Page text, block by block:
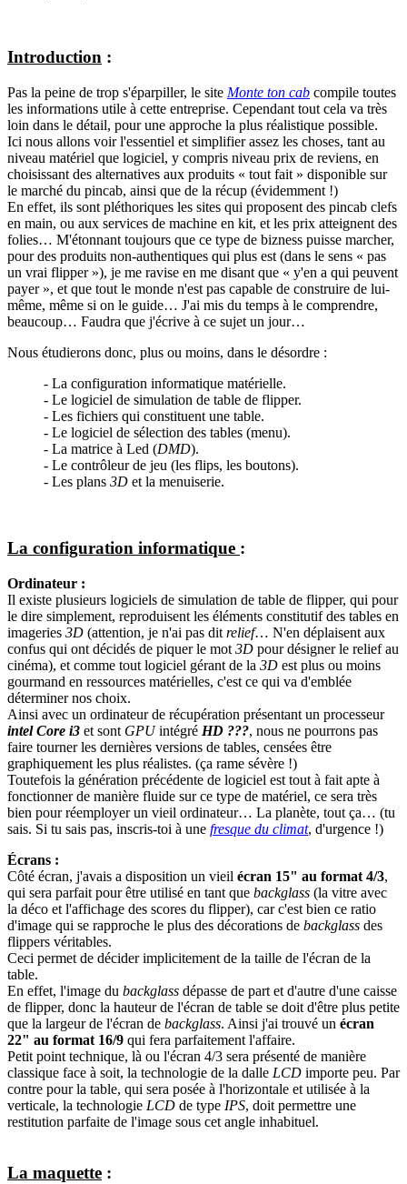
Introduction :
Pas la peine de trop s'éparpiller, le site Monte ton cab compile toutes
les informations utile à cette entreprise. Cependant tout cela va très
loin dans le détail, pour une approche la plus réalistique possible.
Ici nous allons voir l'essentiel et simplifier assez les choses, tant au
niveau matériel que logiciel, y compris niveau prix de reviens, en
choisissant des alternatives aux produits « tout fait » disponible sur
le marché du pincab, ainsi que de la récup (évidemment !)
En effet, ils sont pléthoriques les sites qui proposent des pincab clefs
en main, ou aux services de machine en kit, et les prix atteignent des
folies… M'étonnant toujours que ce type de bizness puisse marcher,
pour des produits non-authentiques qui plus est (dans le sens « pas
un vrai flipper »), je me ravise en me disant que « y'en a qui peuvent
payer », et que tout le monde n'est pas capable de construire de lui-
même, même si on le guide… J'ai mis du temps à le comprendre,
beaucoup… Faudra que j'écrive à ce sujet un jour…
Nous étudierons donc, plus ou moins, dans le désordre :
- La configuration informatique matérielle.
- Le logiciel de simulation de table de flipper.
- Les fichiers qui constituent une table.
- Le logiciel de sélection des tables (menu).
- La matrice à Led (DMD).
- Le contrôleur de jeu (les flips, les boutons).
- Les plans 3D et la menuiserie.
La configuration informatique :
Ordinateur :
Il existe plusieurs logiciels de simulation de table de flipper, qui pour
le dire simplement, reproduisent les éléments constitutif des tables en
imageries 3D (attention, je n'ai pas dit relief… N'en déplaisent aux
confus qui ont décidés de piquer le mot 3D pour désigner le relief au
cinéma), et comme tout logiciel gérant de la 3D est plus ou moins
gourmand en ressources matérielles, c'est ce qui va d'emblée
déterminer nos choix.
Ainsi avec un ordinateur de récupération présentant un processeur
intel Core i3 et sont GPUintégré HD ???, nous ne pourrons pas
faire tourner les dernières versions de tables, censées être
graphiquement les plus réalistes. (ça rame sévère !)
Toutefois la génération précédente de logiciel est tout à fait apte à
fonctionner de manière fluide sur ce type de matériel, ce sera très
bien pour réemployer un vieil ordinateur… La planète, tout ça… (tu
sais. Si tu sais pas, inscris-toi à une fresque du climat, d'urgence !)
Écrans :
Côté écran, j'avais a disposition un vieil écran 15" au format 4/3,
qui sera parfait pour être utilisé en tant que backglass (la vitre avec
la déco et l'affichage des scores du flipper), car c'est bien ce ratio
d'image qui se rapproche le plus des décorations de backglass des
flippers véritables.
Ceci permet de décider implicitement de la taille de l'écran de la
table.
En effet, l'image du backglass dépasse de part et d'autre d'une caisse
de flipper, donc la hauteur de l'écran de table se doit d'être plus petite
que la largeur de l'écran de backglass. Ainsi j'ai trouvé un écran
22" au format 16/9 qui fera parfaitement l'affaire.
Petit point technique, là ou l'écran 4/3 sera présenté de manière
classique face à soit, la technologie de la dalle LCD importe peu. Par
contre pour la table, qui sera posée à l'horizontale et utilisée à la
verticale, la technologie LCD de type IPS, doit permettre une
restitution parfaite de l'image sous cet angle inhabituel.
La maquette :